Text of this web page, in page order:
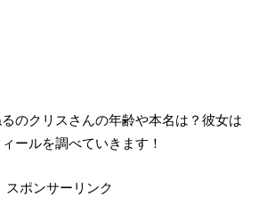
のクリスさんの年齢や本名は？彼女は
ールを調べていきます！
スポンサーリンク